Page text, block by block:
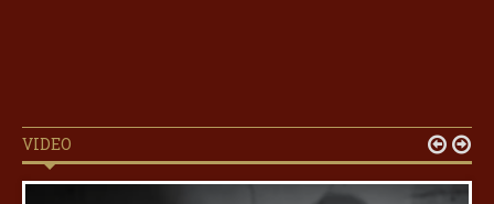
VIDEO  